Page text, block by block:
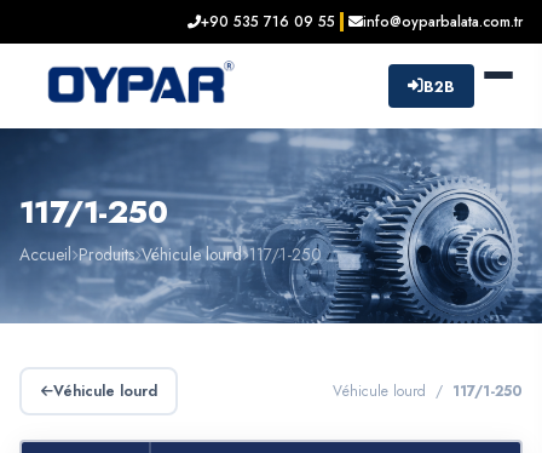
+90 535 716 09 55 info@oyparbalata.com.tr
B2B
117/1-250
Accueil Produits Véhicule lourd 117/1-250
Véhicule lourd Véhicule lourd / 117/1-250